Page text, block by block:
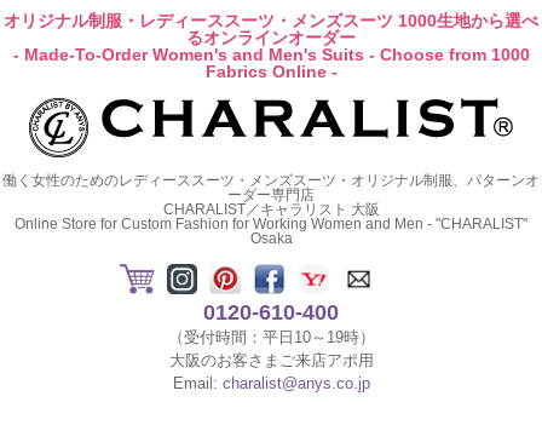
オリジナル制服・レディーススーツ・メンズスーツ 1000生地から選べ
るオンラインオーダー
- Made-To-Order Women's and Men's Suits - Choose from 1000
Fabrics Online -
働く女性のためのレディーススーツ・メンズスーツ・オリジナル制服、パターンオ
ーダー専門店
CHARALIST／キャラリスト 大阪
Online Store for Custom Fashion for Working Women and Men - "CHARALIST"
Osaka
0120-610-400
（受付時間：平日10～19時）
大阪のお客さまご来店アポ用
Email: charalist@anys.co.jp